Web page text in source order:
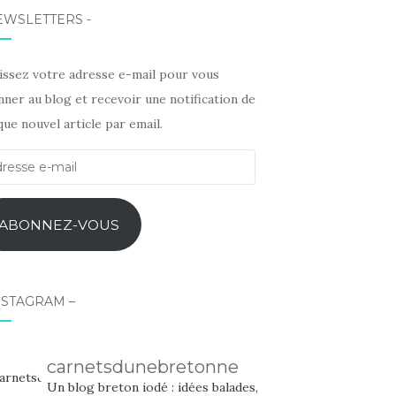
-
votre adresse e-mail pour vous
au blog et recevoir une notification de
nouvel article par email.
VOUS
–
carnetsdunebretonne
Un blog breton iodé : idées balades,